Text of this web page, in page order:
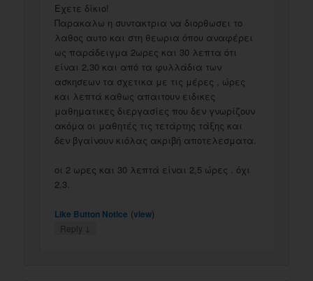
Εχετε δίκιο!
Παρακαλω η συντακτρια να διορθωσει το
λαθος αυτο και στη θεωρια όπου αναφέρει
ως παράδειγμα 2ωρες και 30 λεπτα ότι
είναι 2,30 και από τα φυλλάδια των
ασκησεων τα σχετικα με τις μέρες , ώρες
και λεπτά καθως απαιτουν ειδικες
μαθηματικες διεργασίες που δεν γνωρίζουν
ακόμα οι μαθητές τις τετάρτης τάξης και
δεν βγαίνουν κιόλας ακριβή αποτελεσματα.
οι 2 ωρες και 30 λεπτά είναι 2,5 ώρες . όχι
2,3.
Like Button Notice (view)
Reply